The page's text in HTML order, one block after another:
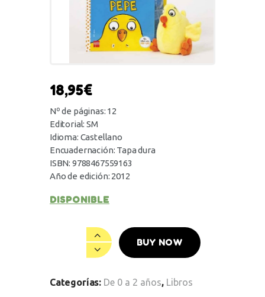
18,95€
Nº de páginas: 12
Editorial: SM
Idioma: Castellano
Encuadernación: Tapa dura
ISBN: 9788467559163
Año de edición: 2012
DISPONIBLE
BUY NOW
Categorías: De 0 a 2 años, Libros